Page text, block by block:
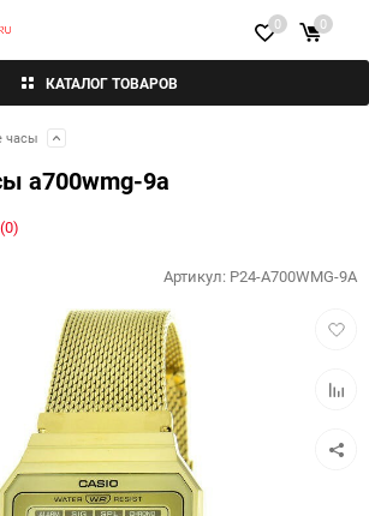
КАТАЛОГ ТОВАРОВ
0 0
часы
a700wmg-9a
Артикул: P24-A700WMG-9A